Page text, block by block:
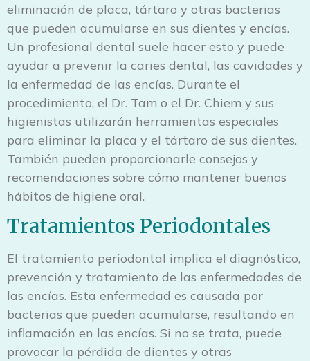
eliminación de placa, tártaro y otras bacterias
que pueden acumularse en sus dientes y encías.
Un profesional dental suele hacer esto y puede
ayudar a prevenir la caries dental, las cavidades y
la enfermedad de las encías. Durante el
procedimiento, el Dr. Tam o el Dr. Chiem y sus
higienistas utilizarán herramientas especiales
para eliminar la placa y el tártaro de sus dientes.
También pueden proporcionarle consejos y
recomendaciones sobre cómo mantener buenos
hábitos de higiene oral.
Tratamientos Periodontales
El tratamiento periodontal implica el diagnóstico,
prevención y tratamiento de las enfermedades de
las encías. Esta enfermedad es causada por
bacterias que pueden acumularse, resultando en
inflamación en las encías. Si no se trata, puede
provocar la pérdida de dientes y otras